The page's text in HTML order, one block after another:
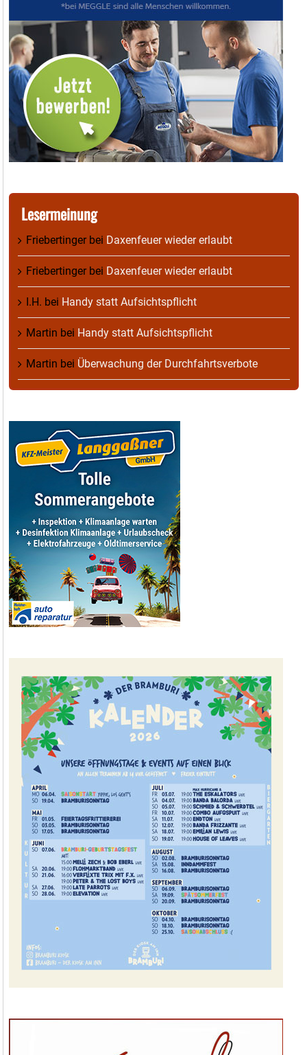
Lesermeinung
Friebertingerbei Daxenfeuer wieder erlaubt
Friebertingerbei Daxenfeuer wieder erlaubt
I.H. bei Handy statt Aufsichtspflicht
Martin bei Handy statt Aufsichtspflicht
Martin bei Überwachung der Durchfahrtsverbote